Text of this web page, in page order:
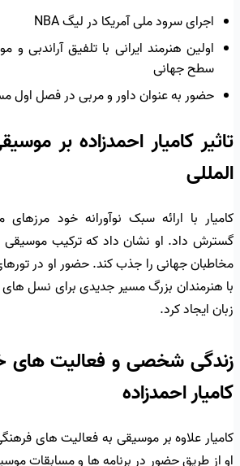
اجرای سرود ملی آمریکا در لیگ NBA
اولین هنرمند ایرانی با تلفیق آراندبی و
سطح جهانی
حضور به عنوان داور و مربی در فصل اول
تاثیر کامیار احمدزاده بر
المللی
کامیار با ارائه سبک نوآورانه خود
گسترش داد. او نشان داد که ترکیب موسیقی
مخاطبان جهانی را جذب کند. حضور او در
با هنرمندان بزرگ مسیر جدیدی برای نسل
زبان ایجاد کرد.
زندگی شخصی و فعالیت های
کامیار احمدزاده
کامیار علاوه بر موسیقی به فعالیت های
او از طریق حضور در برنامه ها و مسابقات